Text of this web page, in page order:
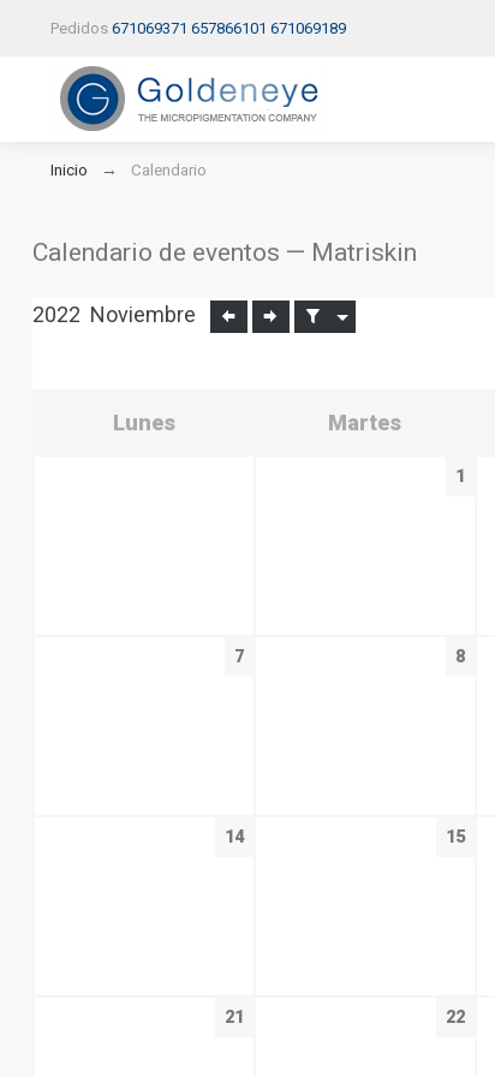
Pedidos 671069371 657866101 671069189
Inicio Calendario
Calendario de eventos — Matriskin
2022 Noviembre
Lunes Martes
1
7 8
14 15
21 22